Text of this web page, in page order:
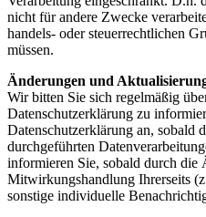
nicht für andere Zwecke
handels- oder steuerrechtlichen
müssen.
Änderungen und
Wir bitten Sie sich regelmäßig
Datenschutzerklärung zu
Datenschutzerklärung an, sobald
durchgeführten
informieren Sie, sobald durch die
Mitwirkungshandlung Ihrerseits
sonstige individuelle